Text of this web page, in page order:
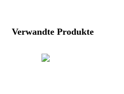
Verwandte Produkte